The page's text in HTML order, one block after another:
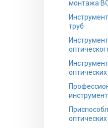
монтажа
труб
инструмент